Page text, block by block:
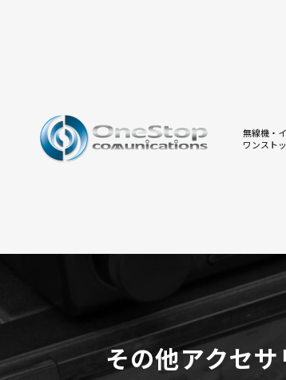
無線機・
ワンスト
無線機
その他アクセサ